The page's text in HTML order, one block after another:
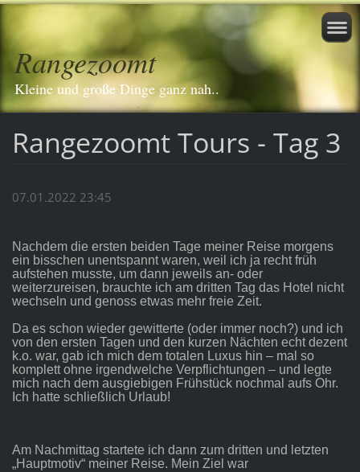
Rangezoomt
Kleine und große Dinge ganz nah..
Rangezoomt Tours - Tag 3
07.01.2022 23:45
Nachdem die ersten beiden Tage meiner Reise morgens
ein bisschen unentspannt waren, weil ich ja recht früh
aufstehen musste, um dann jeweils an- oder
weiterzureisen, brauchte ich am dritten Tag das Hotel nicht
wechseln und genoss etwas mehr freie Zeit.
Da es schon wieder gewitterte (oder immer noch?) und ich
von den ersten Tagen und den kurzen Nächten echt dezent
k.o. war, gab ich mich dem totalen Luxus hin – mal so
komplett ohne irgendwelche Verpflichtungen – und legte
mich nach dem ausgiebigen Frühstück nochmal aufs Ohr.
Ich hatte schließlich Urlaub!
Am Nachmittag startete ich dann zum dritten und letzten
„Hauptmotiv“ meiner Reise. Mein Ziel war